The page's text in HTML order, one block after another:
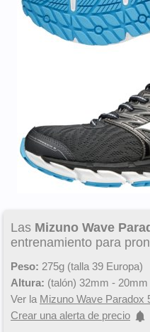
Las Mizuno Wave
entrenamiento para
Peso: 275g (talla 39 Europa)
Altura: (talón) 32mm - 20mm
Ver la Mizuno Wave Paradox
Crear una alerta de precio